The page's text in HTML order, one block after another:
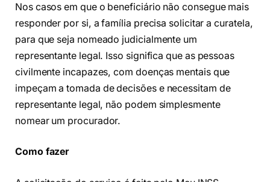
Nos casos em que o beneficiário não consegue mais
responder por si, a família precisa solicitar a curatela,
para que seja nomeado judicialmente um
representante legal. Isso significa que as pessoas
civilmente incapazes, com doenças mentais que
impeçam a tomada de decisões e necessitam de
representante legal, não podem simplesmente
nomear um procurador.
Como fazer